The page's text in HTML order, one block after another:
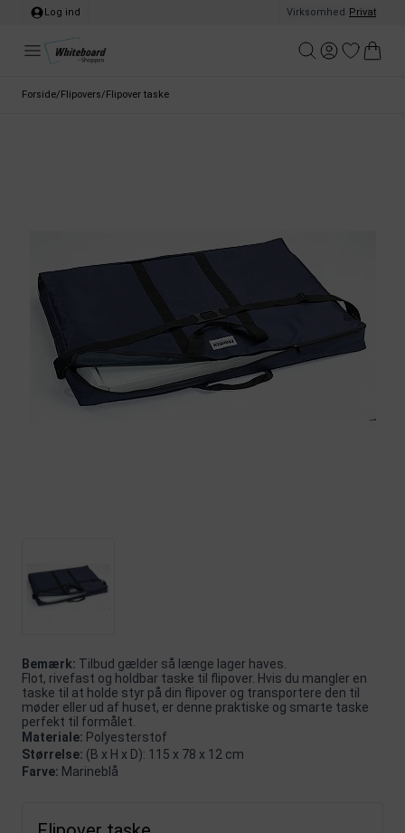
Log ind Virksomhed Privat
Forside/Flipovers/Flipover taske
Bemærk: Tilbud gælder så længe lager haves.
Flot, rivefast og holdbar taske til flipover. Hvis du mangler en
taske til at holde styr på din flipover og transportere den til
møder eller ud af huset, er denne praktiske og smarte taske
perfekt til formålet.
Materiale: Polyesterstof
Størrelse: (B x H x D): 115 x 78 x 12 cm
Farve: Marineblå